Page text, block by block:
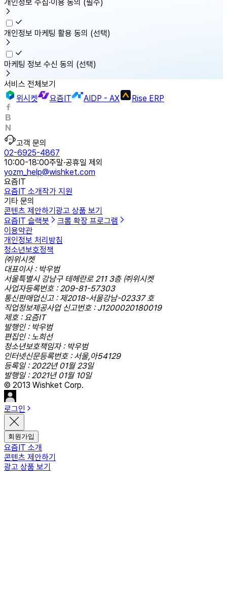
개인정보 수집·이용 동의 (필수)
개인정보 마케팅 활용 동의 (선택)
마케팅 정보 수신 동의 (선택)
서비스 전체보기
위시켓
요즘IT AIDP - AX Rise ERP
고객 문의
02-6925-4867
10:00-18:00주말·공휴일 제외
yozm_help@wishket.com
요즘IT
요즘IT 소개작가 지원
기타 문의
콘텐츠 제안하기광고 상품 보기
요즘IT 슬랙봇
크롬 확장 프로그램
이용약관
개인정보 처리방침
청소년보호정책
㈜위시켓
대표이사 : 박우범
서울특별시 강남구 테헤란로 211 3층 ㈜위시켓
사업자등록번호 : 209-81-57303
통신판매업신고 : 제2018-서울강남-02337 호
직업정보제공사업 신고번호 : J1200020180019
제호 : 요즘IT
발행인 : 박우범
편집인 : 노희선
청소년보호책임자 : 박우범
인터넷신문등록번호 : 서울,아54129
등록일 : 2022년 01월 23일
발행일 : 2021년 01월 10일
© 2013 Wishket Corp.
로그인
회원가입
요즘IT 소개
콘텐츠 제안하기
광고 상품 보기